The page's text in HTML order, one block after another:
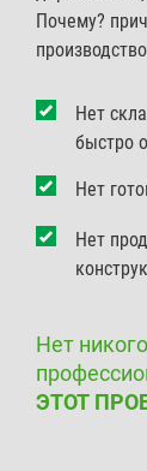
Почему?
Нет
быстро
Нет
Нет
Нет
ЭТОТ